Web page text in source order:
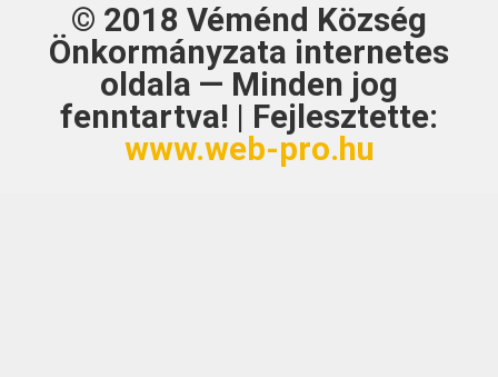
© 2018 Véménd Község
Önkormányzata internetes
oldala — Minden jog
fenntartva! | Fejlesztette:
www.web-pro.hu